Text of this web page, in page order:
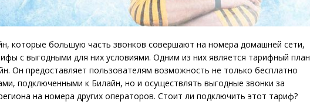
которые большую часть звонков совершают на номера домашней сети,
с выгодными для них условиями. Одним из них является тарифный план
Он предоставляет пользователям возможность не только бесплатно
подключенными к Билайн, но и осуществлять выгодные звонки за
на номера других операторов. Стоит ли подключить этот тариф?